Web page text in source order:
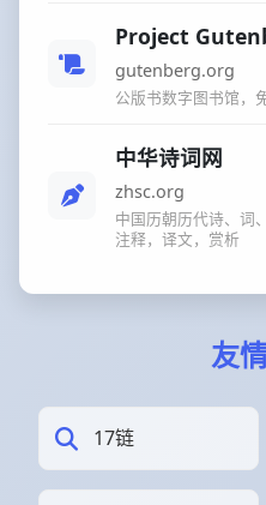
Project
gutenberg.org
公版书数字图书馆，
中华诗词网
zhsc.org
中国历朝历代诗、词
注释，译文，赏析
友
17链